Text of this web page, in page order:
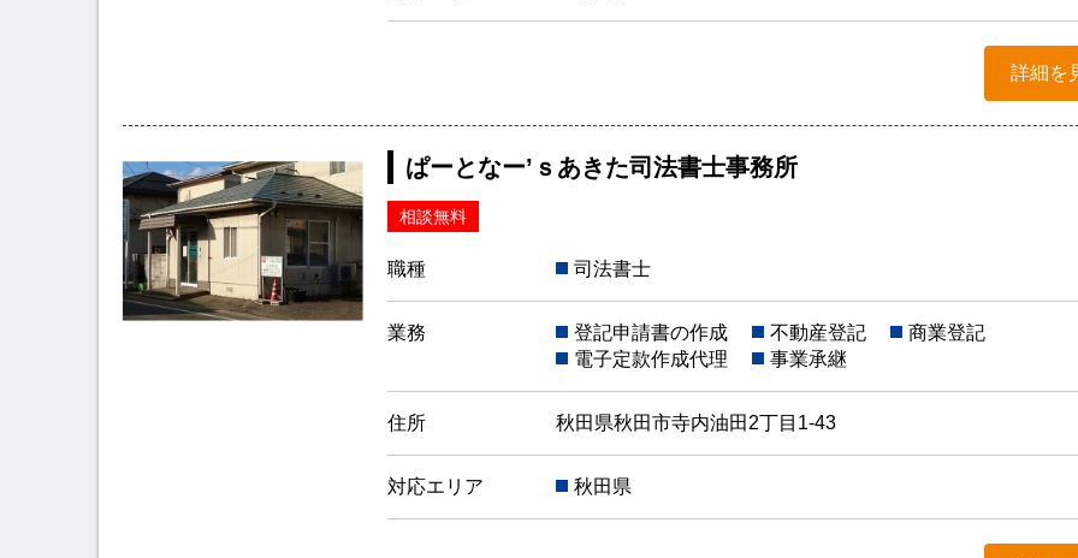
詳細を
ぱーとなー’ｓあきた司法書士事務所
相談無料
職種 司法書士
業務 登記申請書の作成 不動産登記
商業登記
電子定款作成代理
事業承継
住所 秋田県秋田市寺内油田2丁目1-43
対応エリア 秋田県